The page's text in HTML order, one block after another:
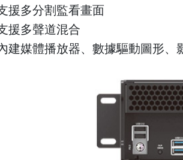
援多分割監看畫面
援多聲道混合
建媒體播放器、數據驅動圖形、